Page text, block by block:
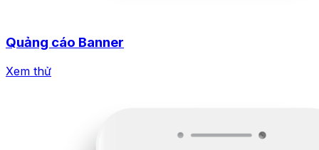
Quảng cáo Banner
Xem thử